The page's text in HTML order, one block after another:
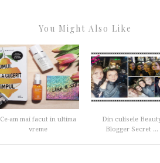
You Might Also Like
Ce-am mai facut in ultima
vreme
Din culisele
Blogger Secret ...